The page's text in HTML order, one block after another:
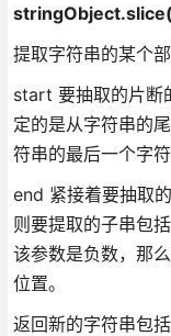
提取字符串的某个
start 要抽取的片断
定的是从字符串的
符串的最后一个字
end 紧接着要抽取
则要提取的子串包
该参数是负数，那
位置。
返回新的字符串包